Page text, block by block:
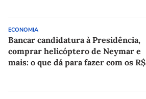
ECONOMIA
Bancar candidatura à Presidência,
comprar helicóptero de Neymar e
mais: o que dá para fazer com os R$